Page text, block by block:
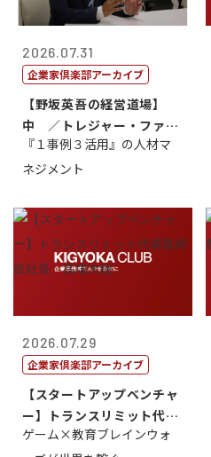
2026.07.31
企業家倶楽部アーカイブ
【野坂英吾の経営道場】
中 ／トレジャー・ファク
トリー社長野坂...
『１事例３活用』の人材マ
ネジメント
2026.07.29
企業家倶楽部アーカイブ
【スタートアップベンチャ
ー】トランスリミット代表
取締役社長 ...
ゲーム×教育ブレインウォ